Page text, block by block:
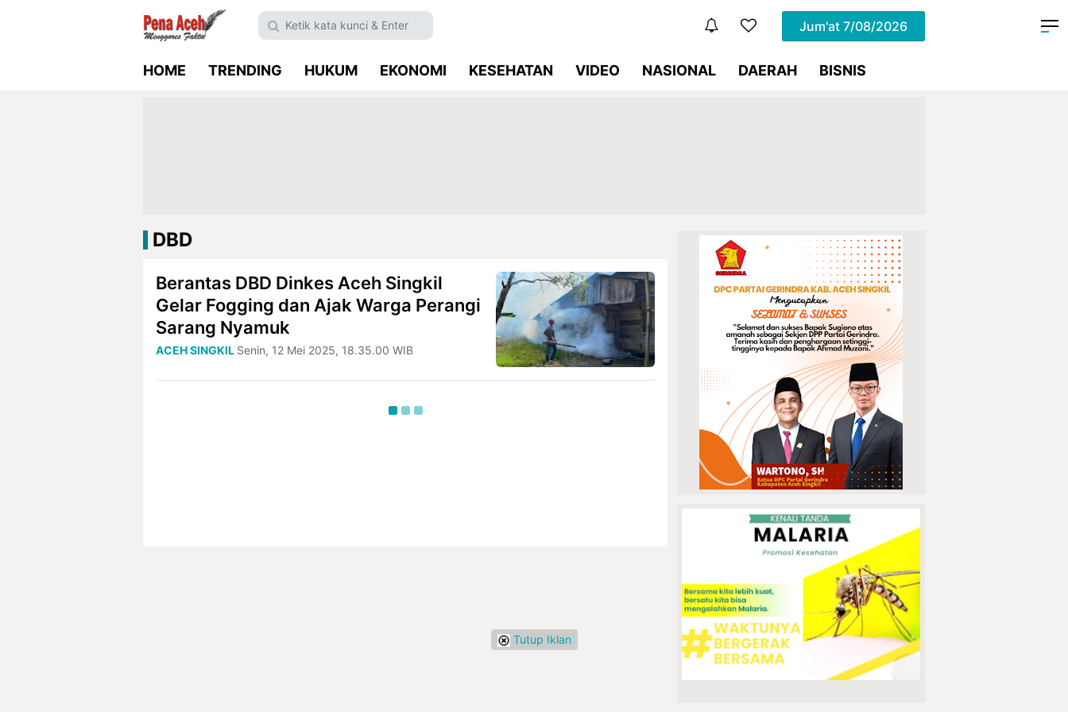
Jum'at 7/08/2026
HOME TRENDING HUKUM EKONOMI KESEHATAN VIDEO NASIONAL DAERAH BISNIS
DBD
Berantas DBD Dinkes Aceh Singkil
Gelar Fogging dan Ajak Warga Perangi
Sarang Nyamuk
ACEH SINGKIL Senin, 12 Mei 2025, 18.35.00 WIB
Tutup Iklan